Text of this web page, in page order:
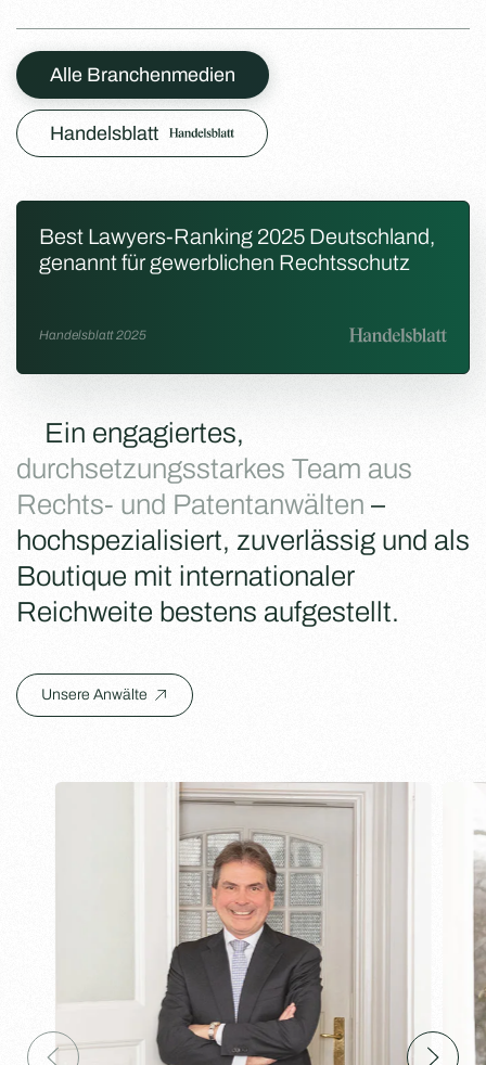
Alle Branchenmedien
Handelsblatt
Best Lawyers-Ranking 2025 Deutschland,
genannt für gewerblichen Rechtsschutz
Handelsblatt 2025
Ein engagiertes,
durchsetzungsstarkes Team aus
Rechts- und Patentanwälten –
hochspezialisiert, zuverlässig und als
Boutique mit internationaler
Reichweite bestens aufgestellt.
Unsere Anwälte